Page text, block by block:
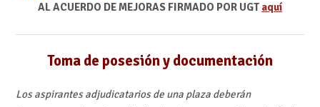
AL ACUERDO DE MEJORAS FIRMADO POR UGT aquí
Toma de posesión y documentación
Los aspirantes adjudicatarios de una plaza deberán